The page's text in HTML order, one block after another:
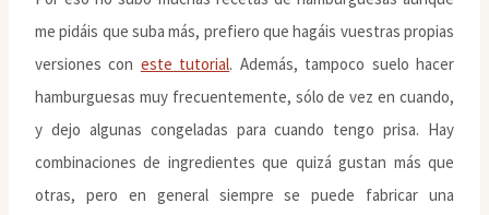
me pidáis que suba más, prefiero que hagáis vuestras propias
versiones con este tutorial. Además, tampoco suelo hacer
hamburguesas muy frecuentemente, sólo de vez en cuando,
y dejo algunas congeladas para cuando tengo prisa. Hay
combinaciones de ingredientes que quizá gustan más que
otras, pero en general siempre se puede fabricar una